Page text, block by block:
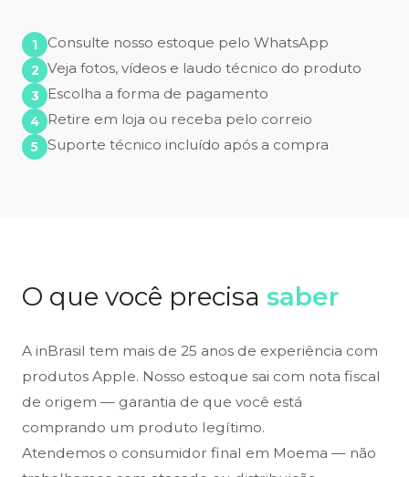
Consulte nosso estoque pelo WhatsApp
Veja fotos, vídeos e laudo técnico do produto
Escolha a forma de pagamento
Retire em loja ou receba pelo correio
Suporte técnico incluído após a compra
O que você precisa saber
A inBrasil tem mais de 25 anos de experiência com
produtos Apple. Nosso estoque sai com nota fiscal
de origem — garantia de que você está
comprando um produto legítimo.
Atendemos o consumidor final em Moema — não